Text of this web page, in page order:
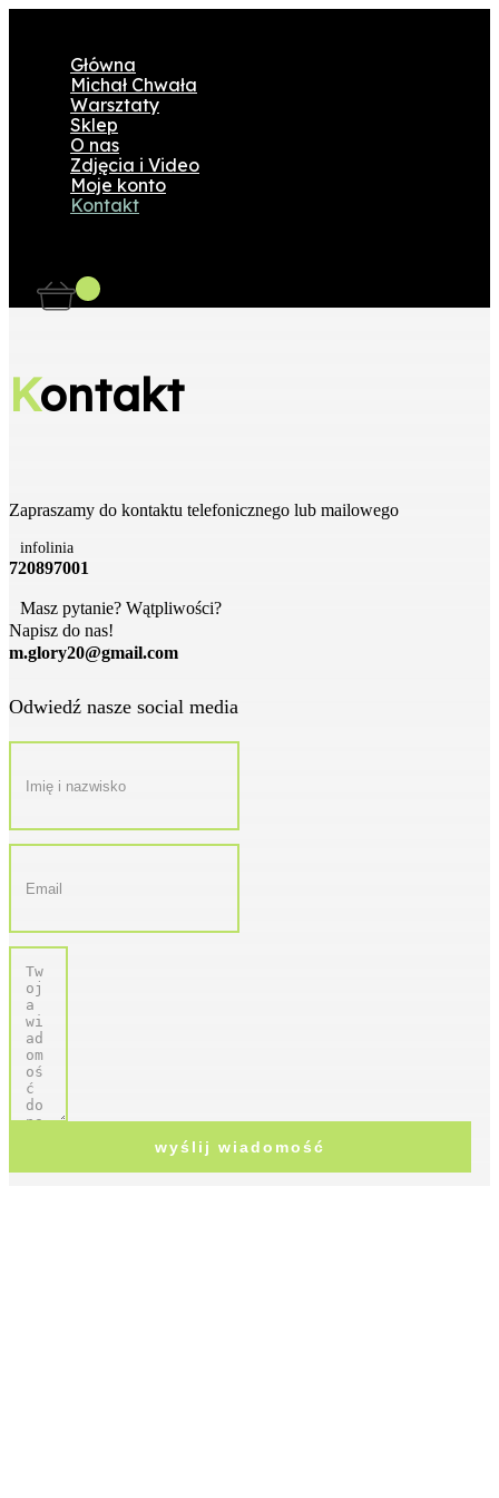
Główna
Michał Chwała
Warsztaty
Sklep
O nas
Zdjęcia i Video
Moje konto
Kontakt
Kontakt
Zapraszamy do kontaktu telefonicznego lub mailowego
infolinia
720897001
Masz pytanie? Wątpliwości?
Napisz do nas!
m.glory20@gmail.com
Odwiedź nasze social media
wyślij wiadomość